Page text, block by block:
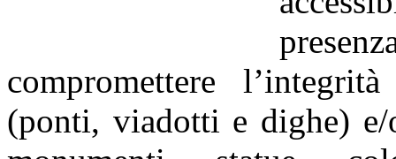
compromettere
(ponti, viadotti e dighe)